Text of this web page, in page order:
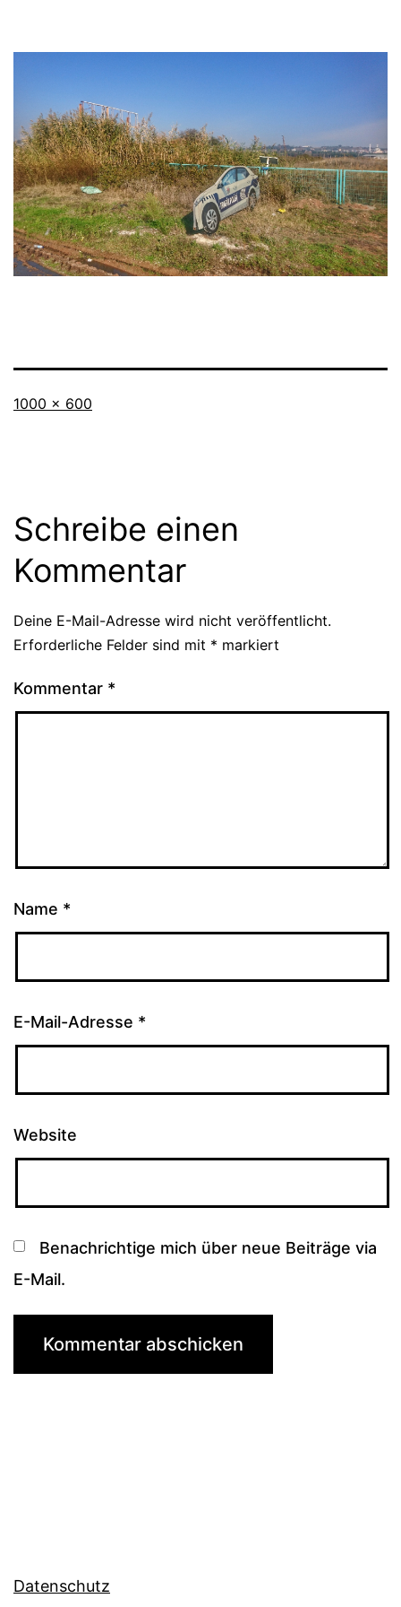
Originalgröße
1000 × 600
Schreibe einen
Kommentar
Deine E-Mail-Adresse wird nicht veröffentlicht.
Erforderliche Felder sind mit * markiert
Kommentar *
Name *
E-Mail-Adresse *
Website
Benachrichtige mich über neue Beiträge via
E-Mail.
Datenschutz